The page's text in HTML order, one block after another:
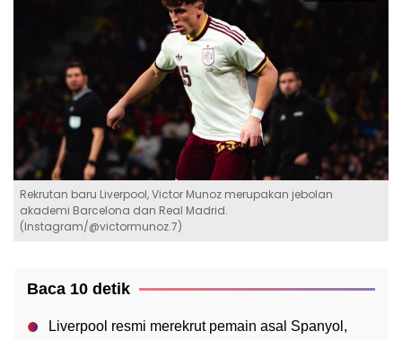
Rekrutan baru Liverpool, Victor Munoz merupakan jebolan
akademi Barcelona dan Real Madrid.
(Instagram/@victormunoz.7)
Baca 10 detik
Liverpool resmi merekrut pemain asal Spanyol,